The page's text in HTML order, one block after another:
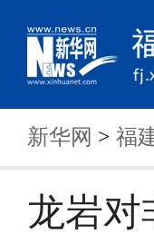
新华网 > 福
龙岩对